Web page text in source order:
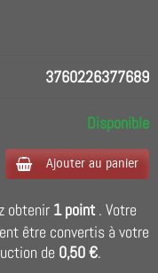
3760226377689
Disponible
Ajouter au panier
obtenir 1 point . Votre
être convertis à votre
de 0,50 €.